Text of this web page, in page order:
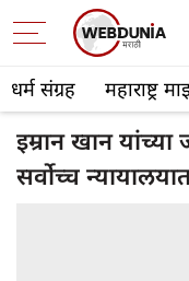
धर्म संग्रह महाराष्ट्र
इम्रान खान
सर्वोच्च